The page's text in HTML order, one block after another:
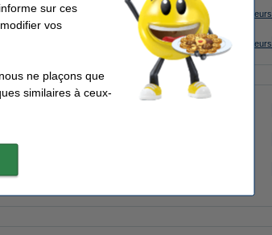
autres longueurs
autres longueurs
sur ces
vos
ne plaçons que
similaires à ceux-